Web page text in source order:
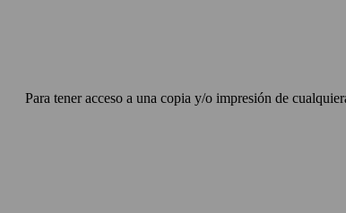
Para tener acceso a una copia y/o impresión de